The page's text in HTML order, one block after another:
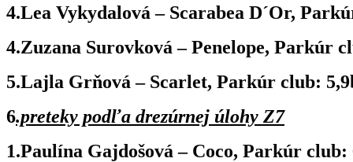
4.Lea Vykydalová – Scarabea D´Or,
4.Zuzana Surovková – Penelope, Parkúr
5.Lajla Grňová – Scarlet, Parkúr club:
6.preteky podľa drezúrnej úlohy Z7
1.Paulína Gajdošová – Coco, Parkúr club: